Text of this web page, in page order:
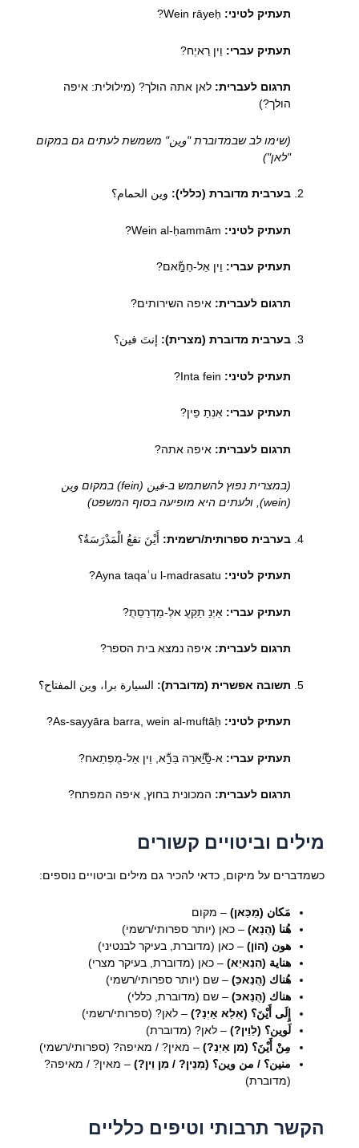
תעתיק לטיני:
תעתיק עברי: וֵין רַאיֶח?
תרגום לעברית: לאן אתה הולך? (מילולית: איפה
הולך?)
(שימו לב שבמדוברת "وين" משמשת לעתים גם במקום
"לאן")
בערבית מדוברת (כללי): وين الحمام؟
תעתיק לטיני:
תעתיק עברי: וֵין אֵל-חַמַّאם?
תרגום לעברית: איפה השירותים?
בערבית מדוברת (מצרית): إنتَ فين؟
תעתיק לטיני:
תעתיק עברי: אִנְתַ פֵין?
תרגום לעברית: איפה אתה?
(במצרית נפוץ להשתמש ב-فين (fein) במקום وين
(wein), ולעתים היא מופיעה בסוף המשפט)
בערבית ספרותית/רשמית: أَيْنَ تقعُ الْمَدْرَسَةُ؟
תעתיק לטיני:
תעתיק עברי: אַיְנַ תַקַעֻ אלְ-מַדְרַסַתֻ?
תרגום לעברית: איפה נמצא בית הספר?
תשובה אפשרית (מדוברת): السيارة برا، وين المفتاح؟
תעתיק לטיני:
תעתיק עברי: א-סַّיַّארַה בַּרַّא, וֵין אֵל-מֻפְתַאח?
תרגום לעברית: המכונית בחוץ, איפה המפתח?
מילים וביטויים קשורים
כשמדברים על מיקום, כדאי להכיר גם מילים וביטויים נוספים:
مَكان (מַכַּאן)– מקום
هُنا (הֻנַא)– כאן (יותר ספרותי/רשמי)
هون (הוֹן)– כאן (מדוברת, בעיקר לבנטיני)
هناية (הִנַאיַא)– כאן (מדוברת, בעיקר מצרי)
هُناك (הֻנַאכַּ)– שם (יותר ספרותי/רשמי)
هناك (הֻנַאכּ)– שם (מדוברת, כללי)
إِلَى أَيْنَ؟ (אִלַא אַיְנַ?)– לאן? (ספרותי/רשמי)
لَوين؟ (לַוֵין?)– לאן? (מדוברת)
مِنْ أَيْنَ؟ (מִן אַיְנַ?)– מאין? / מאיפה? (ספרותי/רשמי)
منين؟ / من وين؟ (מְנֵין? / מִן וֵין?)– מאין? / מאיפה?
(מדוברת)
הקשר תרבותי וטיפים כלליים